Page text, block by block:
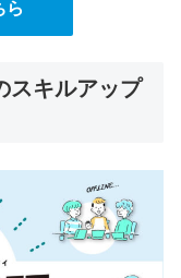
ら
スキルアップ